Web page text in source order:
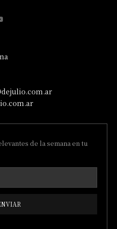
de la semana en tu